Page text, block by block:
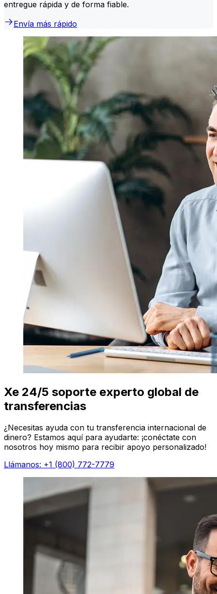
entregue rápida y de forma fiable.
Envía más rápido
Xe 24/5 soporte experto global de
transferencias
¿Necesitas ayuda con tu transferencia internacional de
dinero? Estamos aquí para ayudarte: ¡conéctate con
nosotros hoy mismo para recibir apoyo personalizado!
Llámanos: +1 (800) 772-7779